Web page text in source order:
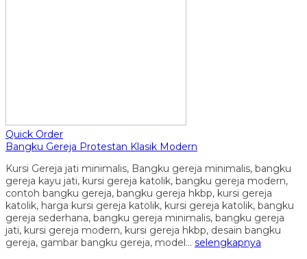
Quick Order
Bangku Gereja Protestan Klasik Modern
Kursi Gereja jati minimalis, Bangku gereja minimalis, bangku
gereja kayu jati, kursi gereja katolik, bangku gereja modern,
contoh bangku gereja, bangku gereja hkbp, kursi gereja
katolik, harga kursi gereja katolik, kursi gereja katolik, bangku
gereja sederhana, bangku gereja minimalis, bangku gereja
jati, kursi gereja modern, kursi gereja hkbp, desain bangku
gereja, gambar bangku gereja, model… selengkapnya